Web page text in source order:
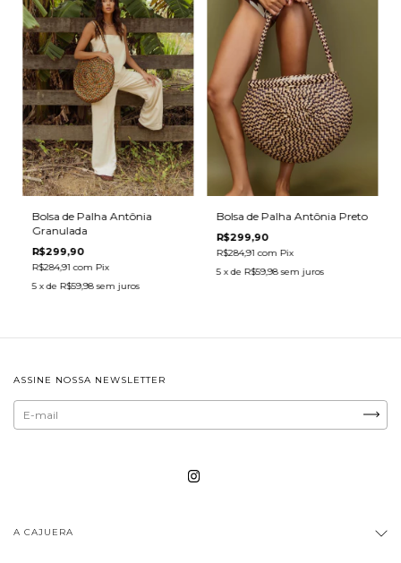
Bolsa de Palha Antônia
Granulada
R$299,90
R$284,91com Pix
5 x de R$59,98 sem juros
Bolsa de Palha Antônia Preto
R$299,90
R$284,91com Pix
5 x de R$59,98 sem juros
ASSINE NOSSA NEWSLETTER
A CAJUERA